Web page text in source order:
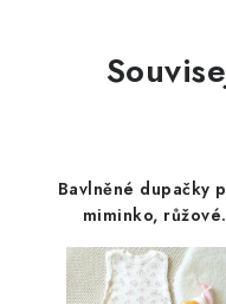
Bavlněné dupačky
miminko, růžové
hračky